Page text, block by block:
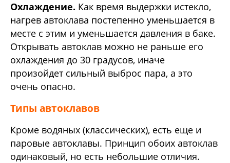
Охлаждение. Как время выдержки истекло,
нагрев автоклава постепенно уменьшается в
месте с этим и уменьшается давления в баке.
Открывать автоклав можно не раньше его
охлаждения до 30 градусов, иначе
произойдет сильный выброс пара, а это
очень опасно.
Типы автоклавов
Кроме водяных (классических), есть еще и
паровые автоклавы. Принцип обоих автоклав
одинаковый, но есть небольшие отличия.